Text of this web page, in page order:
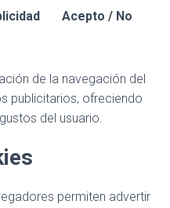
Acepto / No
de la navegación del
publicitarios, ofreciendo
del usuario.
permiten advertir